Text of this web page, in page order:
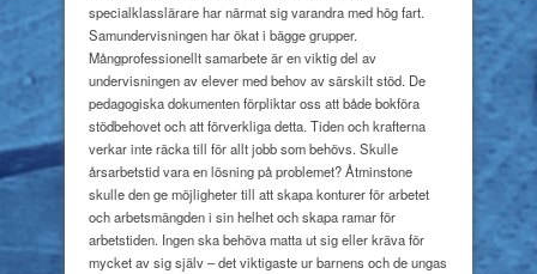
specialklasslärare har närmat sig varandra med hög fart.
Samundervisningen har ökat i bägge grupper.
Mångprofessionellt samarbete är en viktig del av
undervisningen av elever med behov av särskilt stöd. De
pedagogiska dokumenten förpliktar oss att både bokföra
stödbehovet och att förverkliga detta. Tiden och krafterna
verkar inte räcka till för allt jobb som behövs. Skulle
årsarbetstid vara en lösning på problemet? Åtminstone
skulle den ge möjligheter till att skapa konturer för arbetet
och arbetsmängden i sin helhet och skapa ramar för
arbetstiden. Ingen ska behöva matta ut sig eller kräva för
mycket av sig själv – det viktigaste ur barnens och de ungas